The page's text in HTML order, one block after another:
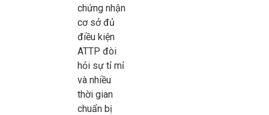
chứng nhận
cơ sở đủ
điều kiện
ATTP đòi
hỏi sự tỉ mỉ
và nhiều
thời gian
chuẩn bị